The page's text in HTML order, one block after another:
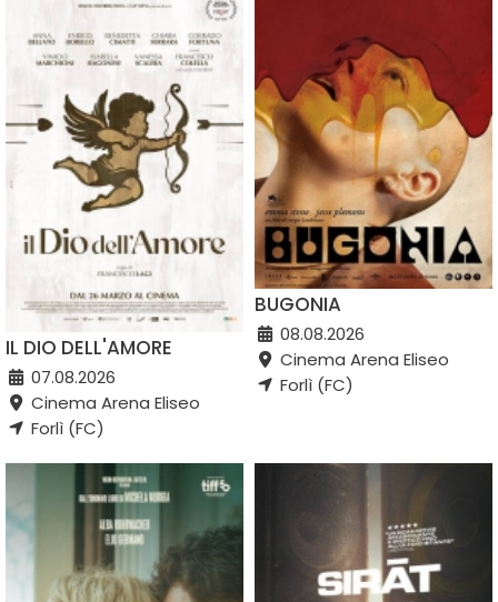
IL DIO DELL'AMORE
07.08.2026
Cinema Arena Eliseo
Forlì (FC)
BUGONIA
08.08.2026
Cinema Arena Eliseo
Forlì (FC)